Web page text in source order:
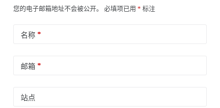
您的电子邮箱地址不会被公开。 必填项已用 * 标注
名称*
邮箱*
站点